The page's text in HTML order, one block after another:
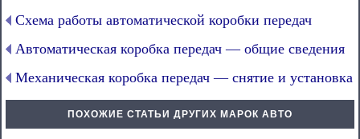
Схема работы автоматической коробки передач
Автоматическая коробка передач — общие сведения
Механическая коробка передач — снятие и установка
ПОХОЖИЕ СТАТЬИ ДРУГИХ МАРОК АВТО